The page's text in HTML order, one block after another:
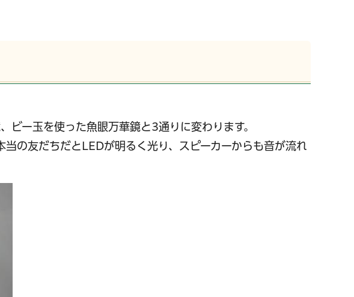
ー玉を使った魚眼万華鏡と3通りに変わります。
の友だちだとLEDが明るく光り、スピーカーからも音が流れ